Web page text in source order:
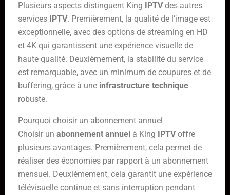
Plusieurs aspects distinguent King
IPTVdes autres
services
IPTV. Premièrement, la qualité de l’image est
exceptionnelle, avec des options de streaming en HD
et 4K qui garantissent une expérience visuelle de
haute qualité. Deuxièmement, la stabilité du service
est remarquable, avec un minimum de coupures et de
buffering, grâce à une infrastructure technique
robuste.
Pourquoi choisir un abonnement annuel
Choisir un abonnement annuel à King IPTVoffre
plusieurs avantages. Premièrement, cela permet de
réaliser des économies par rapport à un abonnement
mensuel. Deuxièmement, cela garantit une expérience
télévisuelle continue et sans interruption pendant